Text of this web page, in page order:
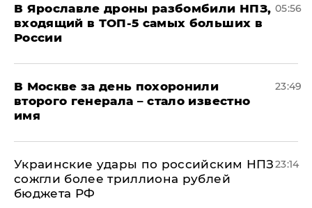
В Ярославле дроны разбомбили НПЗ,
входящий в ТОП-5 самых больших в
России
05:56
В Москве за день похоронили
второго генерала – стало известно
имя
23:49
Украинские удары по российским НПЗ
сожгли более триллиона рублей
бюджета РФ
23:14